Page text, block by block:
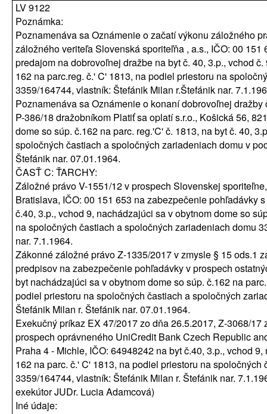
LV 9122
Poznámka:
Poznamenáva sa Oznámenie o začatí výkonu záložného
záložného veriteľa Slovenská sporiteľňa , a.s., IČO: 00
predajom na dobrovoľnej dražbe na byt č. 40, 3.p., vchod
162 na parc.reg. č.' C' 1813, na podiel priestoru na
3359/164744, vlastník: Štefánik Milan r.Štefánik nar.
Poznamenáva sa Oznámenie o konaní dobrovoľnej
P-386/18 dražobníkom Platiť sa oplatí s.r.o., Košická 56,
dome so súp. č.162 na parc. reg.'C' č. 1813, na byt č. 40,
spoločných častiach a spoločných zariadeniach domu v
Štefánik nar. 07.01.1964.
ČASŤ C: ŤARCHY:
Záložné právo V-1551/12 v prospech Slovenskej
Bratislava, IČO: 00 151 653 na zabezpečenie pohľadávky
č.40, 3.p., vchod 9, nachádzajúci sa v obytnom dome so
na spoločných častiach a spoločných zariadeniach domu
nar. 7.1.1964.
Zákonné záložné právo Z-1335/2017 v zmysle § 15 ods.1
predpisov na zabezpečenie pohľadávky v prospech
byt nachádzajúci sa v obytnom dome so súp. č.162 na
podiel priestoru na spoločných častiach a spoločných
Štefánik Milan r. Štefánik nar. 07.01.1964.
Exekučný príkaz EX 47/2017 zo dňa 26.5.2017, Z-3068/
prospech oprávneného UniCredit Bank Czech Republic
Praha 4 - Michle, IČO: 64948242 na byt č.40, 3.p., vchod
162 na parc. č.' C' 1813, na podiel priestoru na
3359/164744, vlastník: Štefánik Milan r. Štefánik nar.
exekútor JUDr. Lucia Adamcová)
Iné údaje: